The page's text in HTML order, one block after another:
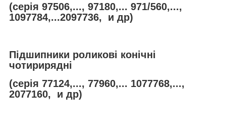
(серія 97506,..., 97180,... 971/560,...,
1097784,...2097736, и др)
Підшипники роликові конічні
чотирирядні
(серія 77124,..., 77960,... 1077768,...,
2077160, и др)